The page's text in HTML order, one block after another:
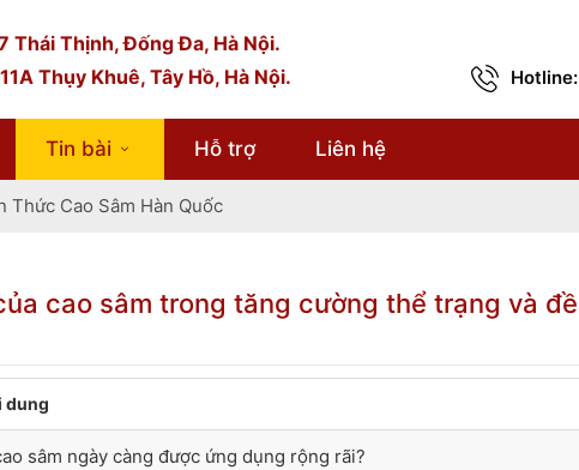
Thái Thịnh, Đống Đa, Hà Nội.
Thụy Khuê, Tây Hồ, Hà Nội.
Hotline:
Tin bài Hỗ trợ Liên hệ
Thức Cao Sâm Hàn Quốc
cao sâm trong tăng cường thể trạng và
dung
sâm ngày càng được ứng dụng rộng rãi?